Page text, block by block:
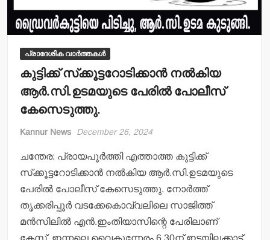
പ്രാദേശിക വാർത്തകൾ
കുട്ടിക്ക് സ്‌ക്കൂട്ടറോടിക്കാന്‍ നല്‍കിയ
ആര്‍.സി.ഉടമയുടെ പേരില്‍ പോലീസ്
കേസെടുത്തു.
Kannur News December 26, 2024
ചന്തേര: പ്രായപൂര്‍ത്തി എത്താത്ത കുട്ടിക്ക്
സ്‌ക്കൂട്ടറോടിക്കാന്‍ നല്‍കിയ ആര്‍.സി.ഉടമയുടെ
പേരില്‍ പോലീസ് കേസെടുത്തു. നോര്‍ത്ത്
തൃക്കരിപ്പൂര്‍ വടക്കേകൊവ്വലിലെ സാജിത്ത്
മന്‍സിലില്‍ എന്‍.ഇംതിയാസിന്റെ പേരിലാണ്